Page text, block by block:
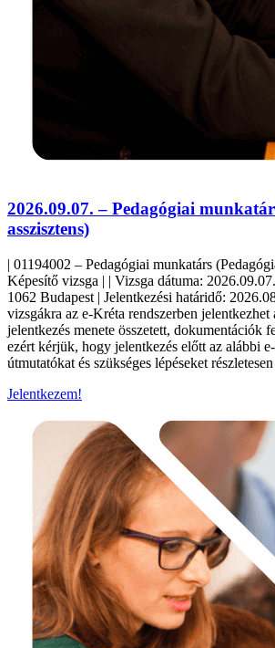
2026.09.07. – Pedagógiai
asszisztens)
| 01194002 – Pedagógiai munkatárs
Képesítő vizsga | | Vizsga dátuma:
1062 Budapest | Jelentkezési határidő:
vizsgákra az e-Kréta rendszerben
jelentkezés menete összetett, dokumentációk
ezért kérjük, hogy jelentkezés előtt az alábbi
útmutatókat és szükséges lépéseket
Jelentkezem!